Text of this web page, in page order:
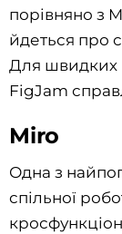
порівняно з
йдеться про
Для швидких
FigJam
Miro
Одна з
спільної